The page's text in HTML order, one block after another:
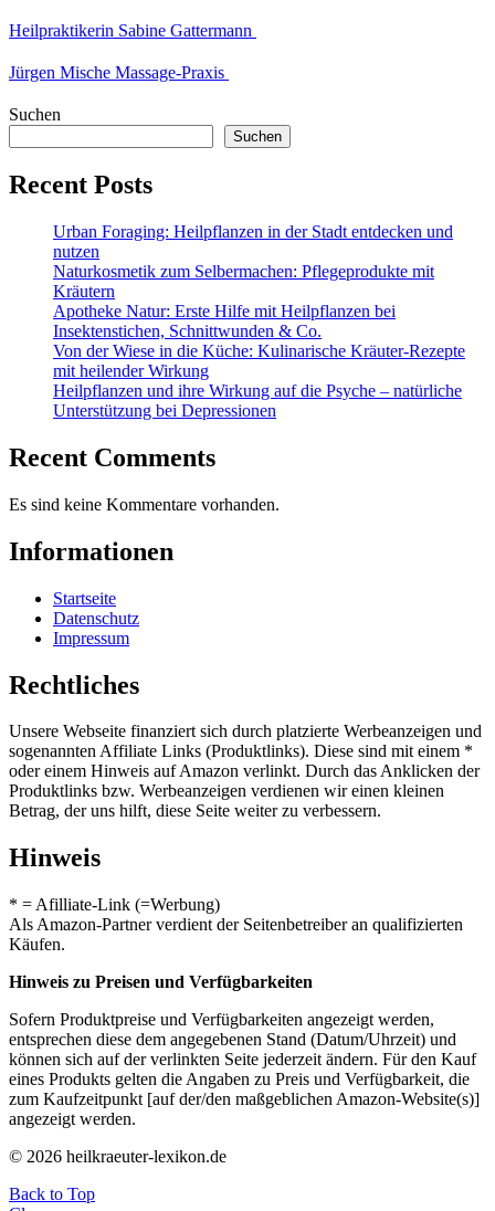
Heilpraktikerin Sabine Gattermann
Jürgen Mische Massage-Praxis
Suchen
Suchen
Recent Posts
Urban Foraging: Heilpflanzen in der Stadt entdecken und
nutzen
Naturkosmetik zum Selbermachen: Pflegeprodukte mit
Kräutern
Apotheke Natur: Erste Hilfe mit Heilpflanzen bei
Insektenstichen, Schnittwunden & Co.
Von der Wiese in die Küche: Kulinarische Kräuter-Rezepte
mit heilender Wirkung
Heilpflanzen und ihre Wirkung auf die Psyche – natürliche
Unterstützung bei Depressionen
Recent Comments
Es sind keine Kommentare vorhanden.
Informationen
Startseite
Datenschutz
Impressum
Rechtliches
Unsere Webseite finanziert sich durch platzierte Werbeanzeigen und
sogenannten Affiliate Links (Produktlinks). Diese sind mit einem *
oder einem Hinweis auf Amazon verlinkt. Durch das Anklicken der
Produktlinks bzw. Werbeanzeigen verdienen wir einen kleinen
Betrag, der uns hilft, diese Seite weiter zu verbessern.
Hinweis
* = Afilliate-Link (=Werbung)
Als Amazon-Partner verdient der Seitenbetreiber an qualifizierten
Käufen.
Hinweis zu Preisen und Verfügbarkeiten
Sofern Produktpreise und Verfügbarkeiten angezeigt werden,
entsprechen diese dem angegebenen Stand (Datum/Uhrzeit) und
können sich auf der verlinkten Seite jederzeit ändern. Für den Kauf
eines Produkts gelten die Angaben zu Preis und Verfügbarkeit, die
zum Kaufzeitpunkt [auf der/den maßgeblichen Amazon-Website(s)]
angezeigt werden.
© 2026 heilkraeuter-lexikon.de
Back to Top